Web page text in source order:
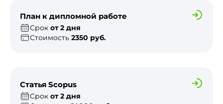
План к дипломной работе
Срок от 2 дня
Стоимость 2350 руб.
Статья Scopus
Срок от 2 дня